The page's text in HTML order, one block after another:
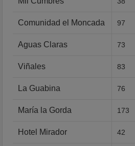
Comunidad el Moncada 97
Aguas Claras 73
Viñales 83
La Guabina 76
María la Gorda 173
Hotel Mirador 42